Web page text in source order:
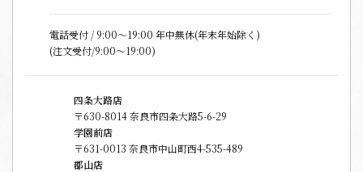
電話受付 / 9:00〜19:00 年中無休(年末年始除く)
(注文受付/9:00～19:00)
四条大路店
〒630-8014 奈良市四条大路5-6-29
学園前店
〒631-0013 奈良市中山町西4-535-489
郡山店